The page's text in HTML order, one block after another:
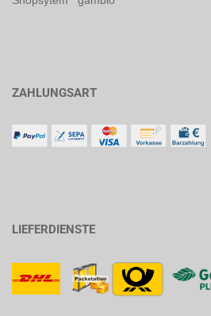
ZAHLUNGSART
LIEFERDIENSTE